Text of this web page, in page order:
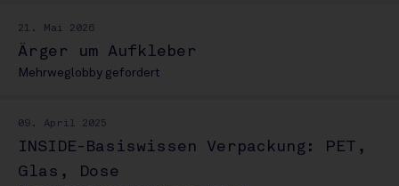
21. Mai 2026
Ärger um Aufkleber
Mehrweglobby gefordert
09. April 2025
INSIDE-Basiswissen Verpackung: PET,
Glas, Dose